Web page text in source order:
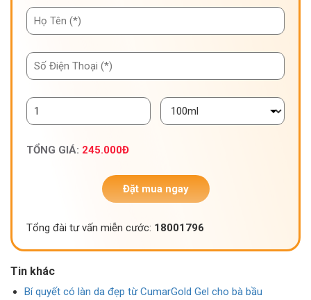
TỔNG GIÁ: 245.000Đ
Đặt mua ngay
Tổng đài tư vấn miễn cước: 18001796
Tin khác
Bí quyết có làn da đẹp từ CumarGold Gel cho bà bầu